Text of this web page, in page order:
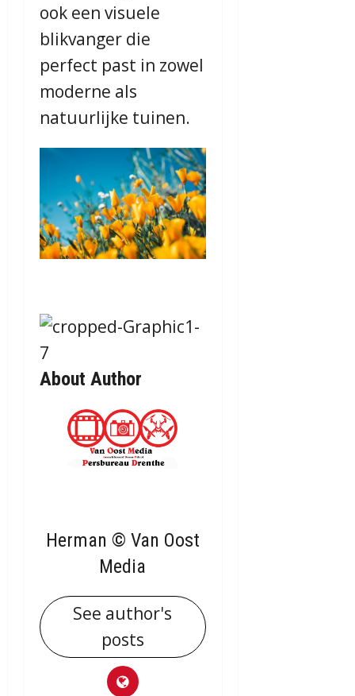
ook een visuele
blikvanger die
perfect past in zowel
moderne als
natuurlijke tuinen.
About Author
Herman © Van Oost
Media
See author's
posts